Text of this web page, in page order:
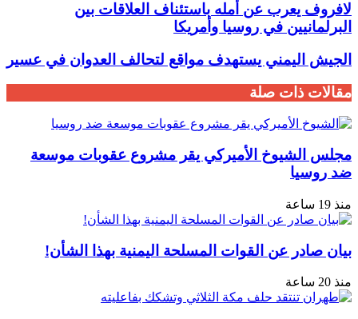
لافروف يعرب عن أمله باستئناف العلاقات بين
البرلمانيين في روسيا وأمريكا
الجيش اليمني يستهدف مواقع لتحالف العدوان في عسير
مقالات ذات صلة
مجلس الشيوخ الأميركي يقر مشروع عقوبات موسعة
ضد روسيا
منذ 19 ساعة
بيان صادر عن القوات المسلحة اليمنية بهذا الشأن!
منذ 20 ساعة